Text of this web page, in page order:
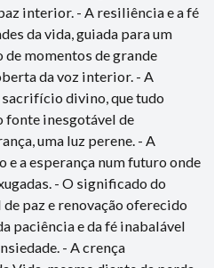
interior. - A resiliência e a fé
da vida, guiada para um
de momentos de grande
da voz interior. - A
divino, que tudo
fonte inesgotável de
uma luz perene. - A
e a esperança num futuro onde
- O significado do
paz e renovação oferecido
paciência e da fé inabalável
- A crença